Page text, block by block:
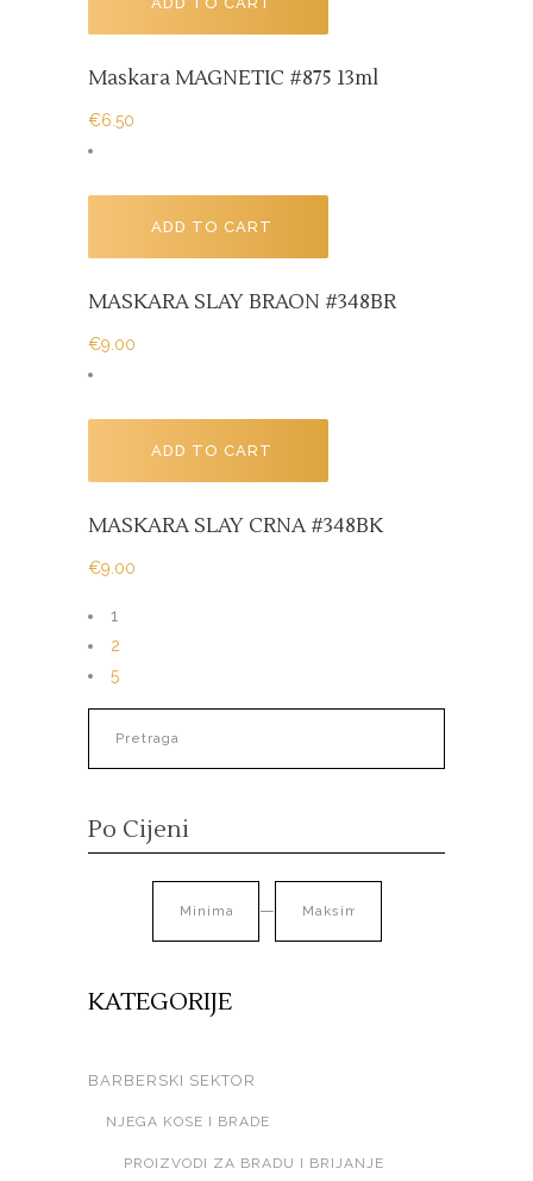
Maskara MAGNETIC #875 13ml
€6.50
ADD TO CART
MASKARA SLAY BRAON #348BR
€9.00
ADD TO CART
MASKARA SLAY CRNA #348BK
€9.00
1
2
5
Po Cijeni
—
KATEGORIJE
BARBERSKI SEKTOR
NJEGA KOSE I BRADE
PROIZVODI ZA BRADU I BRIJANJE